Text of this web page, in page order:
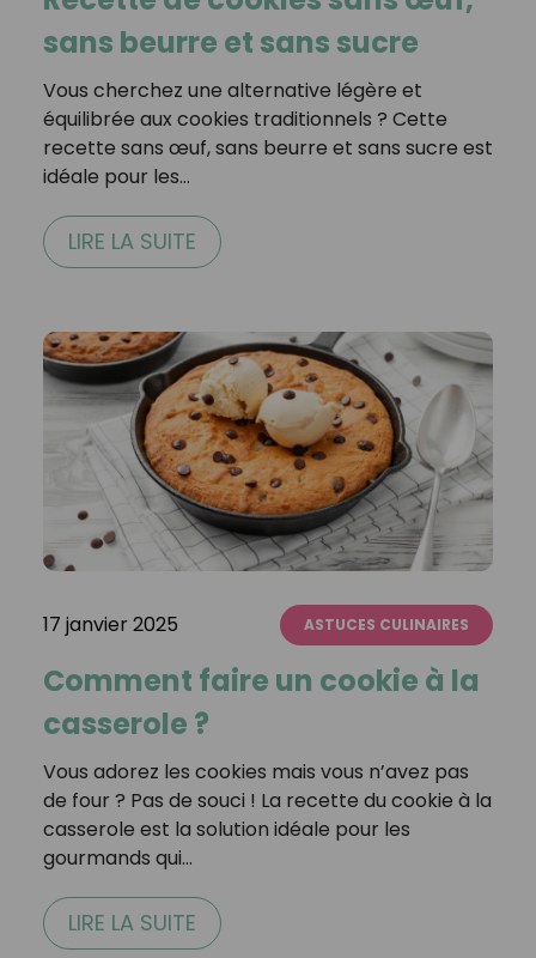
sans beurre et sans sucre
Vous cherchez une alternative légère et
équilibrée aux cookies traditionnels ? Cette
recette sans œuf, sans beurre et sans sucre est
idéale pour les…
LIRE LA SUITE
17 janvier 2025 ASTUCES CULINAIRES
Comment faire un cookie à la
casserole ?
Vous adorez les cookies mais vous n’avez pas
de four ? Pas de souci ! La recette du cookie à la
casserole est la solution idéale pour les
gourmands qui…
LIRE LA SUITE